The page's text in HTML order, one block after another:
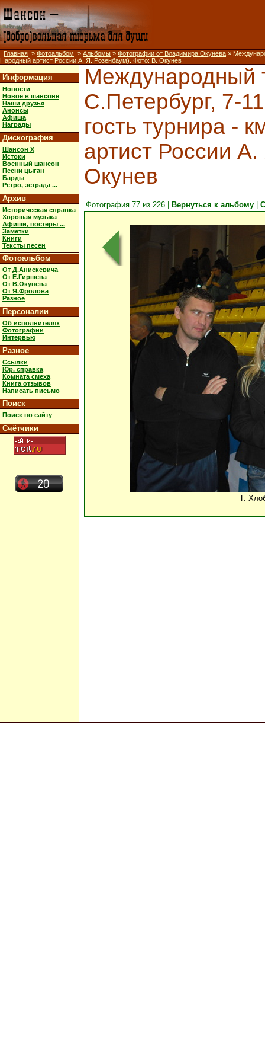
Главная » Фотоальбом » Альбомы » Фотографии от Владимира Окунева »
Народный артист России А. Я. Розенбаум). Фото: В. Окунев
Информация
Новости
Новое в шансоне
Наши друзья
Анонсы
Афиша
Награды
Дискография
Шансон X
Истоки
Военный шансон
Песни цыган
Барды
Ретро, эстрада ...
Архив
Историческая справка
Хорошая музыка
Афиши, постеры ...
Заметки
Книги
Тексты песен
Фотоальбом
От Д.Анискевича
От Е.Гиршева
От В.Окунева
От Я.Фролова
Разное
Персоналии
Об исполнителях
Фотографии
Интервью
Разное
Ссылки
Юр. справка
Комната смеха
Книга отзывов
Написать письмо
Поиск
Поиск по сайту
Счётчики
Международный
С.Петербург, 7-
гость турнира -
артист России
Окунев
Фотография 77 из 226 | Вернуться к альбому
Г.